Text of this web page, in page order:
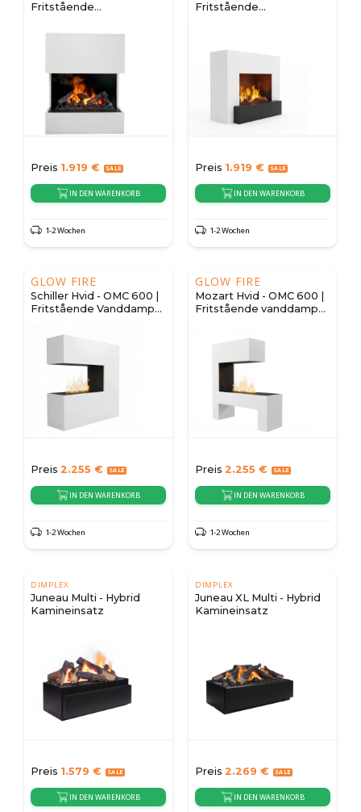
Fritstående
Preis 1.919 €
IN DEN WARENKORB
1-2 Wochen
Fritstående
Preis 1.919 €
IN DEN WARENKORB
1-2 Wochen
GLOW FIRE
Schiller Hvid - OMC 600 |
Fritstående Vanddamp
Preis 2.255 €
IN DEN WARENKORB
1-2 Wochen
GLOW FIRE
Mozart Hvid - OMC 600 |
Fritstående vanddamp
Preis 2.255 €
IN DEN WARENKORB
1-2 Wochen
DIMPLEX
Juneau Multi - Hybrid
Kamineinsatz
Preis 1.579 €
IN DEN WARENKORB
DIMPLEX
Juneau XL Multi - Hybrid
Kamineinsatz
Preis 2.269 €
IN DEN WARENKORB